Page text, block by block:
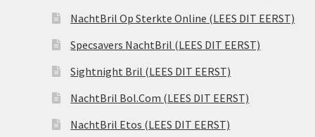
NachtBril Op Sterkte Online (LEES DIT EERST)
Specsavers NachtBril (LEES DIT EERST)
Sightnight Bril (LEES DIT EERST)
NachtBril Bol.Com (LEES DIT EERST)
NachtBril Etos (LEES DIT EERST)